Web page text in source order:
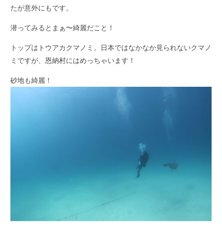
たが意外にもです。
潜ってみるとまぁ〜綺麗だこと！
トップはトウアカクマノミ。日本ではなかなか見られないクマノ
ミですが、恩納村にはめっちゃいます！
砂地も綺麗！